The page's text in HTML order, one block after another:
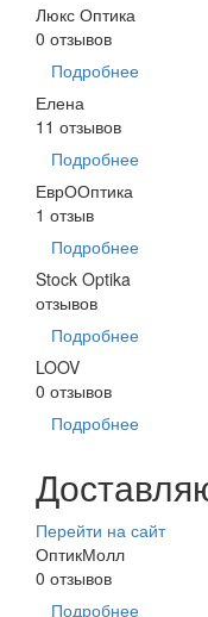
Люкс Оптика
0 отзывов
Подробнее
Елена
11 отзывов
Подробнее
ЕврООптика
1 отзыв
Подробнее
Stock Optika
отзывов
Подробнее
LOOV
0 отзывов
Подробнее
Перейти на сайт
ОптикМолл
0 отзывов
Подробнее